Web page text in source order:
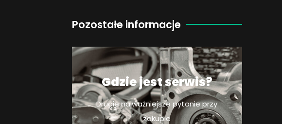
Pozostałe informacje
Gdzie jest serwis?
Drugie najważniejsze pytanie przy
zakupie